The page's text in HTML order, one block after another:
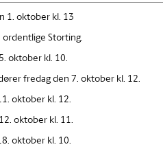
1. oktober kl. 13
Storting.
oktober kl. 10.
fredag den 7. oktober kl. 12.
oktober kl. 12.
oktober kl. 11.
oktober kl. 10.